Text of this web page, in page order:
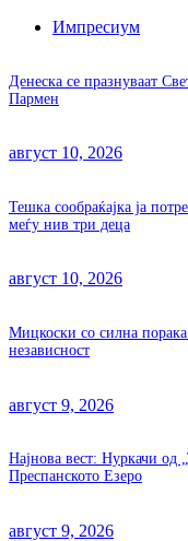
Импресиум
Денеска се празнуваат
Пармен
август 10, 2026
Тешка сообраќајка ја
меѓу нив три деца
август 10, 2026
Мицкоски со силна
независност
август 9, 2026
Најнова вест: Нуркачи од
Преспанското Езеро
август 9, 2026